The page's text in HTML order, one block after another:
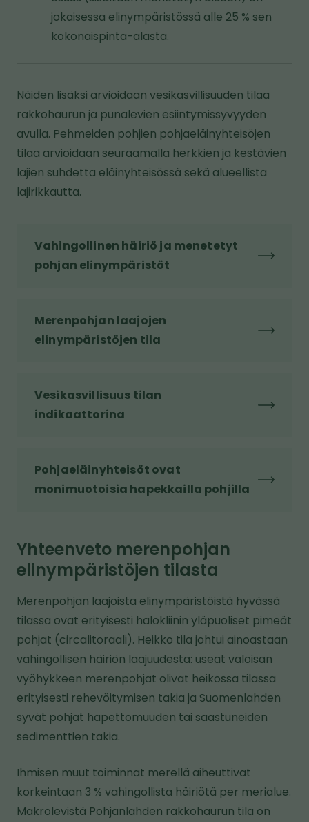
jokaisessa elinympäristössä alle 25 % sen
kokonaispinta-alasta.
Näiden lisäksi arvioidaan vesikasvillisuuden tilaa
rakkohaurun ja punalevien esiintymissyvyyden
avulla. Pehmeiden pohjien pohjaeläinyhteisöjen
tilaa arvioidaan seuraamalla herkkien ja kestävien
lajien suhdetta eläinyhteisössä sekä alueellista
lajirikkautta.
Vahingollinen häiriö ja menetetyt
pohjan elinympäristöt
Merenpohjan laajojen
elinympäristöjen tila
Vesikasvillisuus tilan
indikaattorina
Pohjaeläinyhteisöt ovat
monimuotoisia hapekkailla pohjilla
Yhteenveto merenpohjan
elinympäristöjen tilasta
Merenpohjan laajoista elinympäristöistä hyvässä
tilassa ovat erityisesti halokliinin yläpuoliset pimeät
pohjat (circalitoraali). Heikko tila johtui ainoastaan
vahingollisen häiriön laajuudesta: useat valoisan
vyöhykkeen merenpohjat olivat heikossa tilassa
erityisesti rehevöitymisen takia ja Suomenlahden
syvät pohjat hapettomuuden tai saastuneiden
sedimenttien takia.
Ihmisen muut toiminnat merellä aiheuttivat
korkeintaan 3 % vahingollista häiriötä per merialue.
Makrolevistä Pohjanlahden rakkohaurun tila on